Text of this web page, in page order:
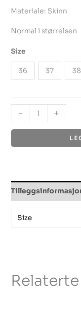
Materiale: Skinn
Normal i størrelsen
Size
36 37 38
- +
Size